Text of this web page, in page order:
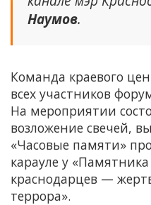
Наумов.
Команда краевого
всех участников
На мероприятии
возложение свечей,
«Часовые памяти»
карауле у
краснодарцев —
террора».